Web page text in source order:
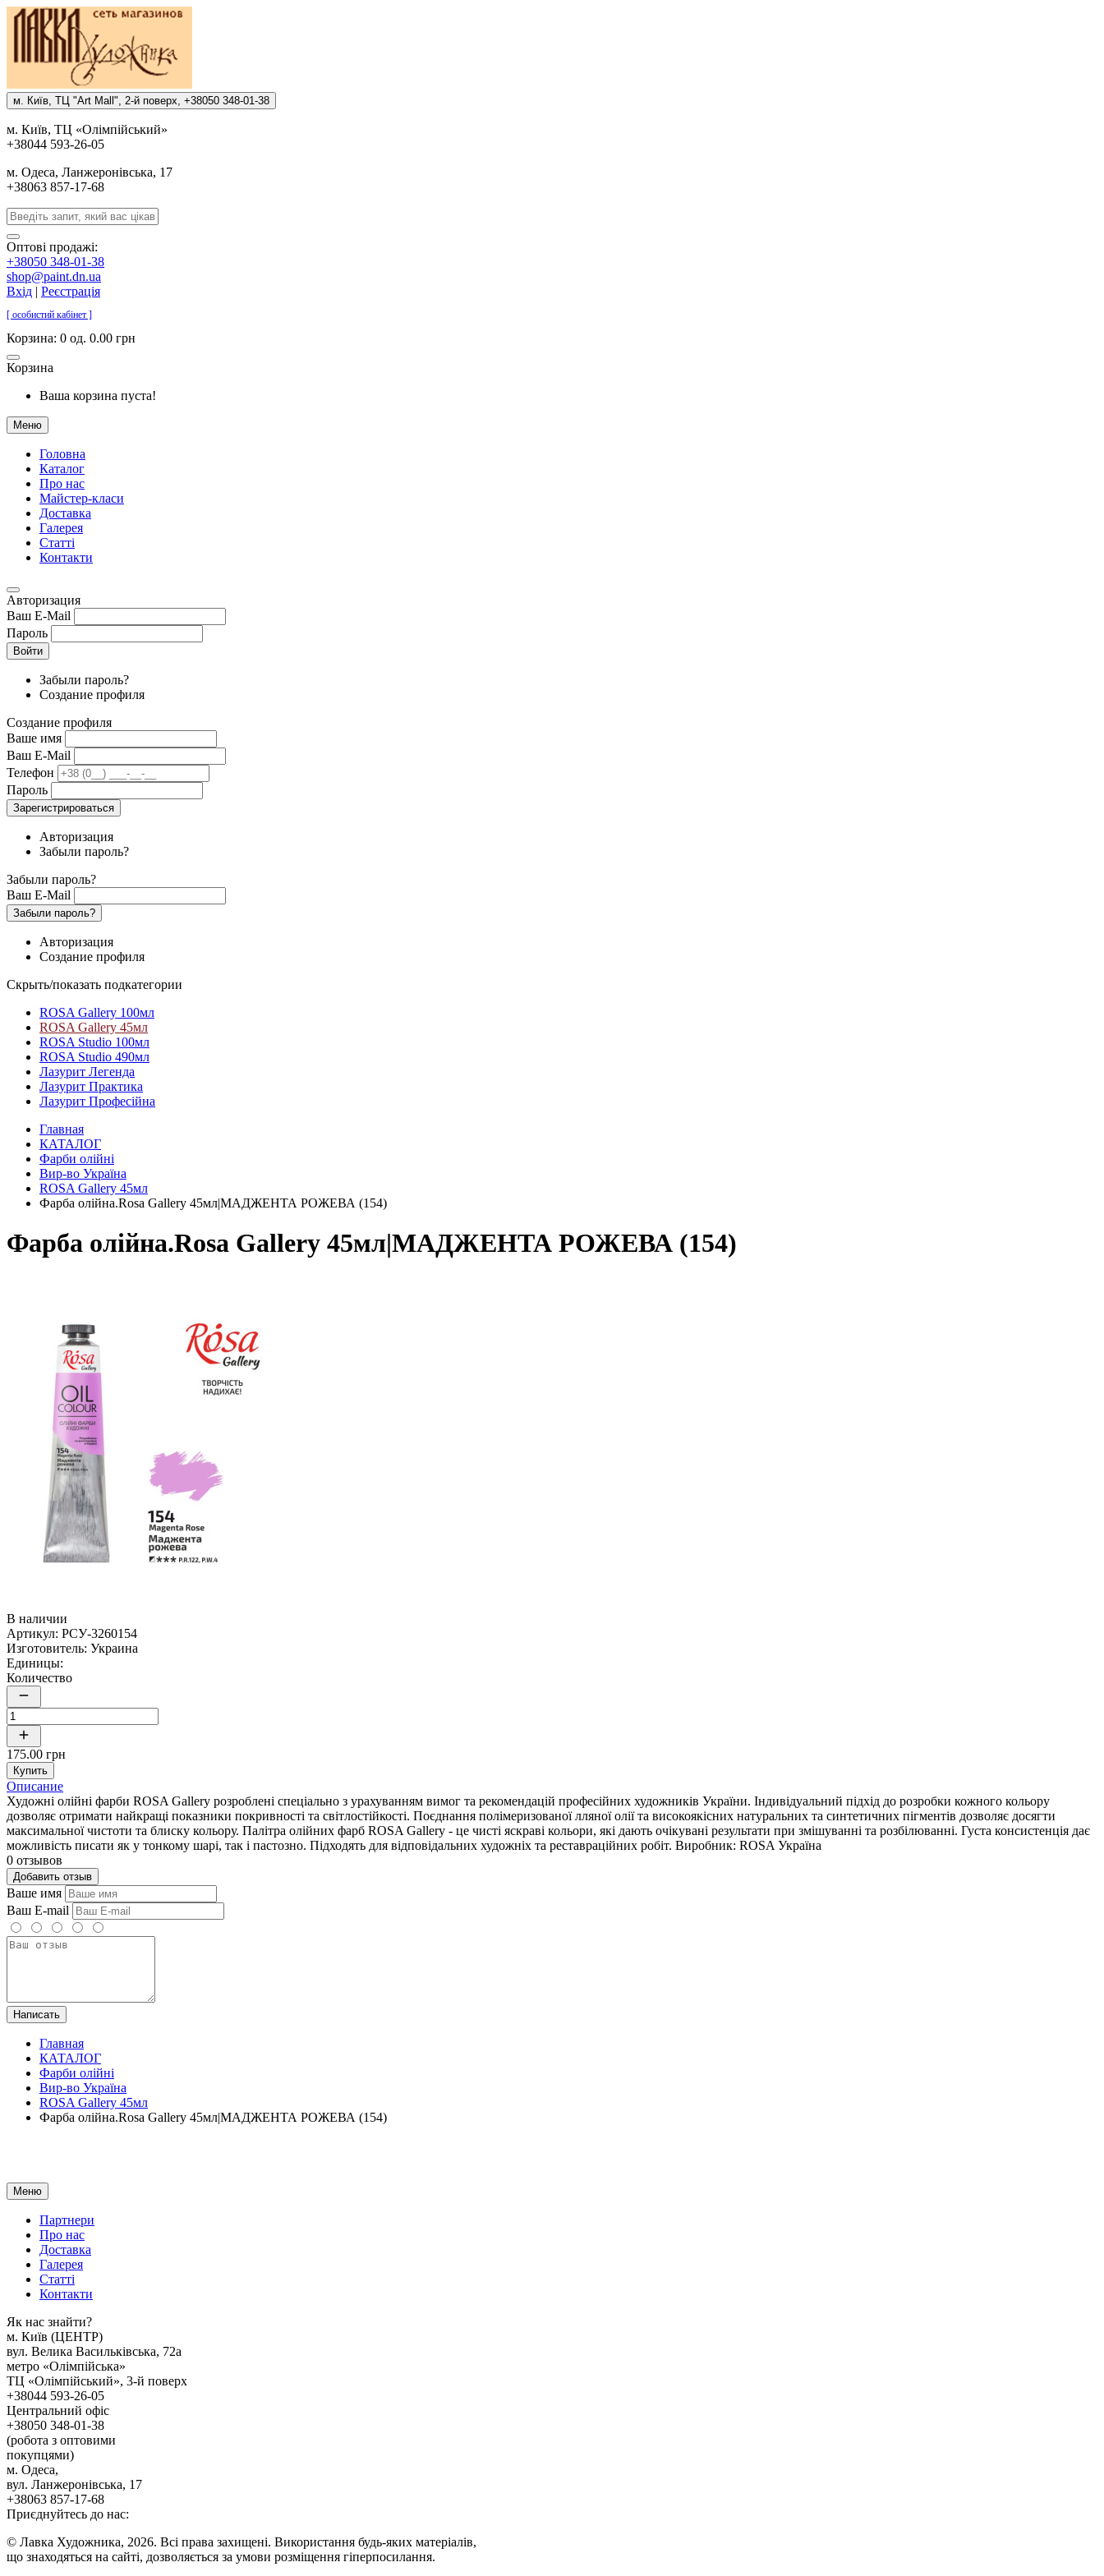
м. Киïв, ТЦ "Art Mall", 2-й поверх, +38050 348-01-38
м. Киïв, ТЦ «Олiмпiйський»
+38044 593-26-05
м. Одеса, Ланжеронiвська, 17
+38063 857-17-68
Оптові продажі:
+38050 348-01-38
shop@paint.dn.ua
Вхід | Реєстрація
[ особистий кабінет ]
Корзина: 0 од. 0.00 грн
Корзина
Ваша корзина пуста!
Меню
Головна
Каталог
Про нас
Майстер-класи
Доставка
Галерея
Статтi
Контакти
Авторизация
Ваш E-Mail
Пароль
Войти
Забыли пароль?
Создание профиля
Создание профиля
Ваше имя
Ваш E-Mail
Телефон
Пароль
Зарегистрироваться
Авторизация
Забыли пароль?
Забыли пароль?
Ваш E-Mail
Забыли пароль?
Авторизация
Создание профиля
Скрыть/показать подкатегории
ROSA Gallery 100мл
ROSA Gallery 45мл
ROSA Studio 100мл
ROSA Studio 490мл
Лазурит Легенда
Лазурит Практика
Лазурит Професійна
Главная
КАТАЛОГ
Фарби олійні
Вир-во Україна
ROSA Gallery 45мл
Фарба олійна.Rosa Gallery 45мл|МАДЖЕНТА РОЖЕВА (154)
Фарба олійна.Rosa Gallery 45мл|МАДЖЕНТА РОЖЕВА (154)
В наличии
Артикул: РСУ-3260154
Изготовитель: Украина
Единицы:
Количество
175.00 грн
Купить
Описание
Художні олійні фарби ROSA Gallery розроблені спеціально з урахуванням вимог та рекомендацій професійних художників України. Індивідуальний підхід до розробки кожного кольору
дозволяє отримати найкращі показники покривності та світлостійкості. Поєднання полімеризованої лляної олії та високоякісних натуральних та синтетичних пігментів дозволяє досягти
максимальної чистоти та блиску кольору. Палітра олійних фарб ROSA Gallery - це чисті яскраві кольори, які дають очікувані результати при змішуванні та розбілюванні. Густа консистенція дає
можливість писати як у тонкому шарі, так і пастозно. Підходять для відповідальних художніх та реставраційних робіт. Виробник: ROSA Україна
0 отзывов
Добавить отзыв
Ваше имя
Ваш E-mail
Написать
Главная
КАТАЛОГ
Фарби олійні
Вир-во Україна
ROSA Gallery 45мл
Фарба олійна.Rosa Gallery 45мл|МАДЖЕНТА РОЖЕВА (154)
Меню
Партнери
Про нас
Доставка
Галерея
Статтi
Контакти
Як наc знайти?
м. Киïв (ЦЕНТР)
вул. Велика Васильківська, 72а
метро «Олімпійська»
ТЦ «Олімпійський», 3-й поверх
+38044 593-26-05
Центральний офіс
+38050 348-01-38
(робота з оптовими
покупцями)
м. Одеса,
вул. Ланжеронівська, 17
+38063 857-17-68
Приєднуйтесь до нас:
© Лавка Художника, 2026. Всі права захищені. Використання будь-яких матеріалів,
що знаходяться на сайті, дозволяється за умови розміщення гіперпосилання.